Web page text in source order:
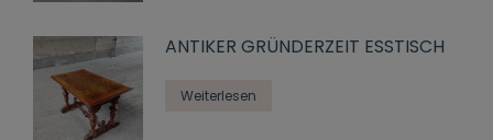
ANTIKER GRÜNDERZEIT ESSTISCH
Weiterlesen